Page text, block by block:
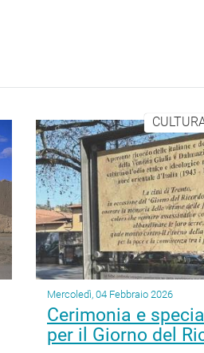
Mercoledì, 04 Febbraio 2026
Cerimonia e
per il Giorno del